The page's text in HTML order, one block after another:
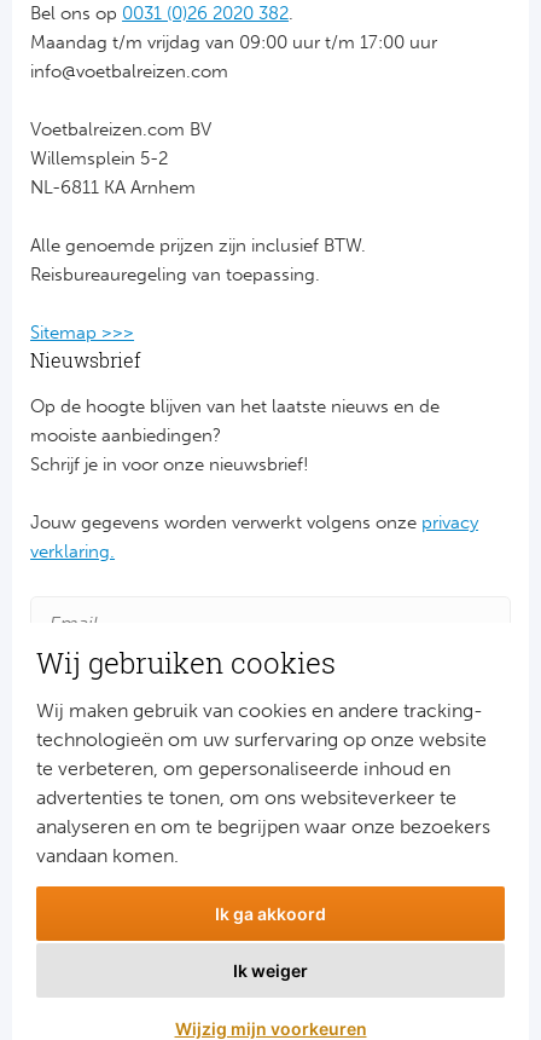
Wij gebruiken cookies
Wij maken gebruik van cookies en andere tracking-
technologieën om uw surfervaring op onze website
te verbeteren, om gepersonaliseerde inhoud en
advertenties te tonen, om ons websiteverkeer te
analyseren en om te begrijpen waar onze bezoekers
vandaan komen.
Ik ga akkoord
Ik weiger
Wijzig mijn voorkeuren
Bel ons op 0031 (0)26 2020 382.
Maandag t/m vrijdag van 09:00 uur t/m 17:00 uur
info@voetbalreizen.com
Voetbalreizen.com BV
Willemsplein 5-2
NL-6811 KA Arnhem
Alle genoemde prijzen zijn inclusief BTW.
Reisbureauregeling van toepassing.
Sitemap >>>
Nieuwsbrief
Op de hoogte blijven van het laatste nieuws en de
mooiste aanbiedingen?
Schrijf je in voor onze nieuwsbrief!
Jouw gegevens worden verwerkt volgens onze privacy
verklaring.
Snel naar
Voetbalreizen FC Barcelona
Voetbalreizen Manchester United